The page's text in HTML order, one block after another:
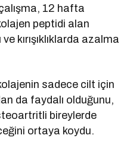
12 hafta
peptidi alan
kırışıklıklarda azalma
sadece cilt için
da faydalı olduğunu,
bireylerde
ortaya koydu.